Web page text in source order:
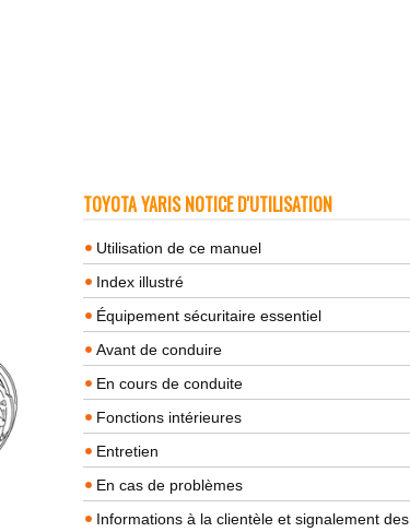
TOYOTA YARIS NOTICE D'UTILISATION
Utilisation de ce manuel
Index illustré
Équipement sécuritaire essentiel
Avant de conduire
En cours de conduite
Fonctions intérieures
Entretien
En cas de problèmes
Informations à la clientèle et signalement des